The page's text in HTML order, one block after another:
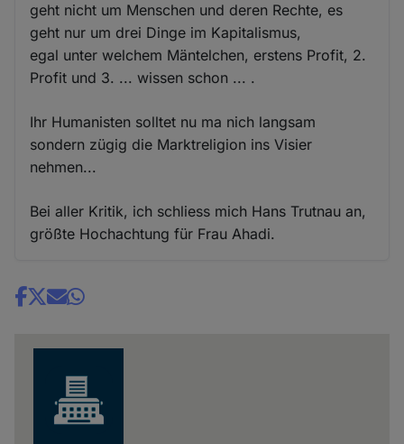
geht nicht um Menschen und deren Rechte, es
geht nur um drei Dinge im Kapitalismus,
egal unter welchem Mäntelchen, erstens Profit, 2.
Profit und 3. ... wissen schon ... .
Ihr Humanisten solltet nu ma nich langsam
sondern zügig die Marktreligion ins Visier
nehmen...
Bei aller Kritik, ich schliess mich Hans Trutnau an,
größte Hochachtung für Frau Ahadi.
Share